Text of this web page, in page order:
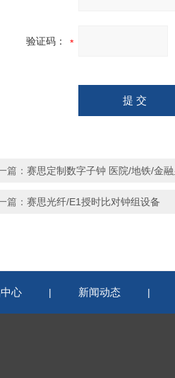
验证码：
篇： 赛思定制数字子钟 医院/地铁/金
篇： 赛思光纤/E1授时比对钟组设备
心 | 新闻动态 |